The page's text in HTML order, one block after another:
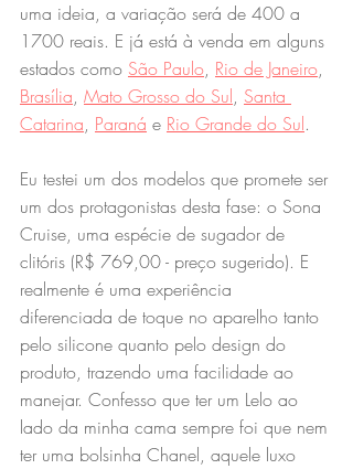
uma ideia, a variação será de 400 a
1700 reais. E já está à venda em alguns
estados como São Paulo, Rio de Janeiro,
Brasília, Mato Grosso do Sul, Santa
Catarina, Paraná e Rio Grande do Sul.
Eu testei um dos modelos que promete ser
um dos protagonistas desta fase: o Sona
Cruise, uma espécie de sugador de
clitóris (R$ 769,00 - preço sugerido). E
realmente é uma experiência
diferenciada de toque no aparelho tanto
pelo silicone quanto pelo design do
produto, trazendo uma facilidade ao
manejar. Confesso que ter um Lelo ao
lado da minha cama sempre foi que nem
ter uma bolsinha Chanel, aquele luxo